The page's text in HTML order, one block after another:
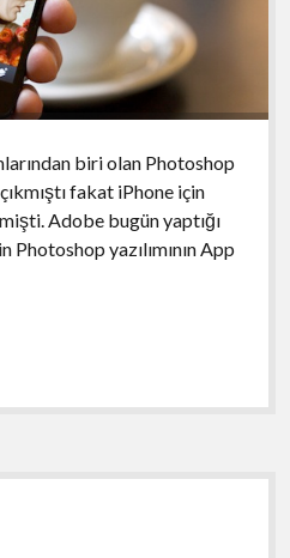
biri olan Photoshop
fakat iPhone için
Adobe bugün yaptığı
Photoshop yazılımının App